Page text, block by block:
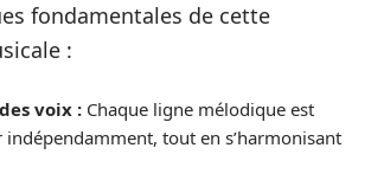
fondamentales de cette
:
voix : Chaque ligne mélodique est
tout en s’harmonisant